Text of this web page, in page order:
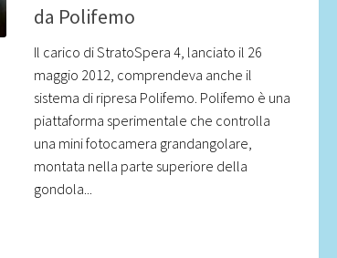
da Polifemo
Il carico di StratoSpera 4, lanciato il 26
maggio 2012, comprendeva anche il
sistema di ripresa Polifemo. Polifemo è una
piattaforma sperimentale che controlla
una mini fotocamera grandangolare,
montata nella parte superiore della
gondola...